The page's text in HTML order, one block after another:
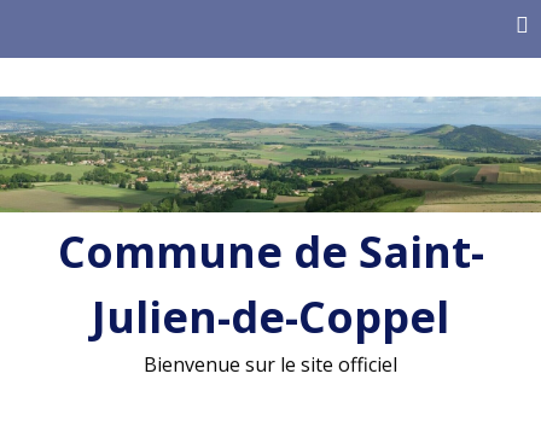
Commune de Saint-
Julien-de-Coppel
Bienvenue sur le site officiel